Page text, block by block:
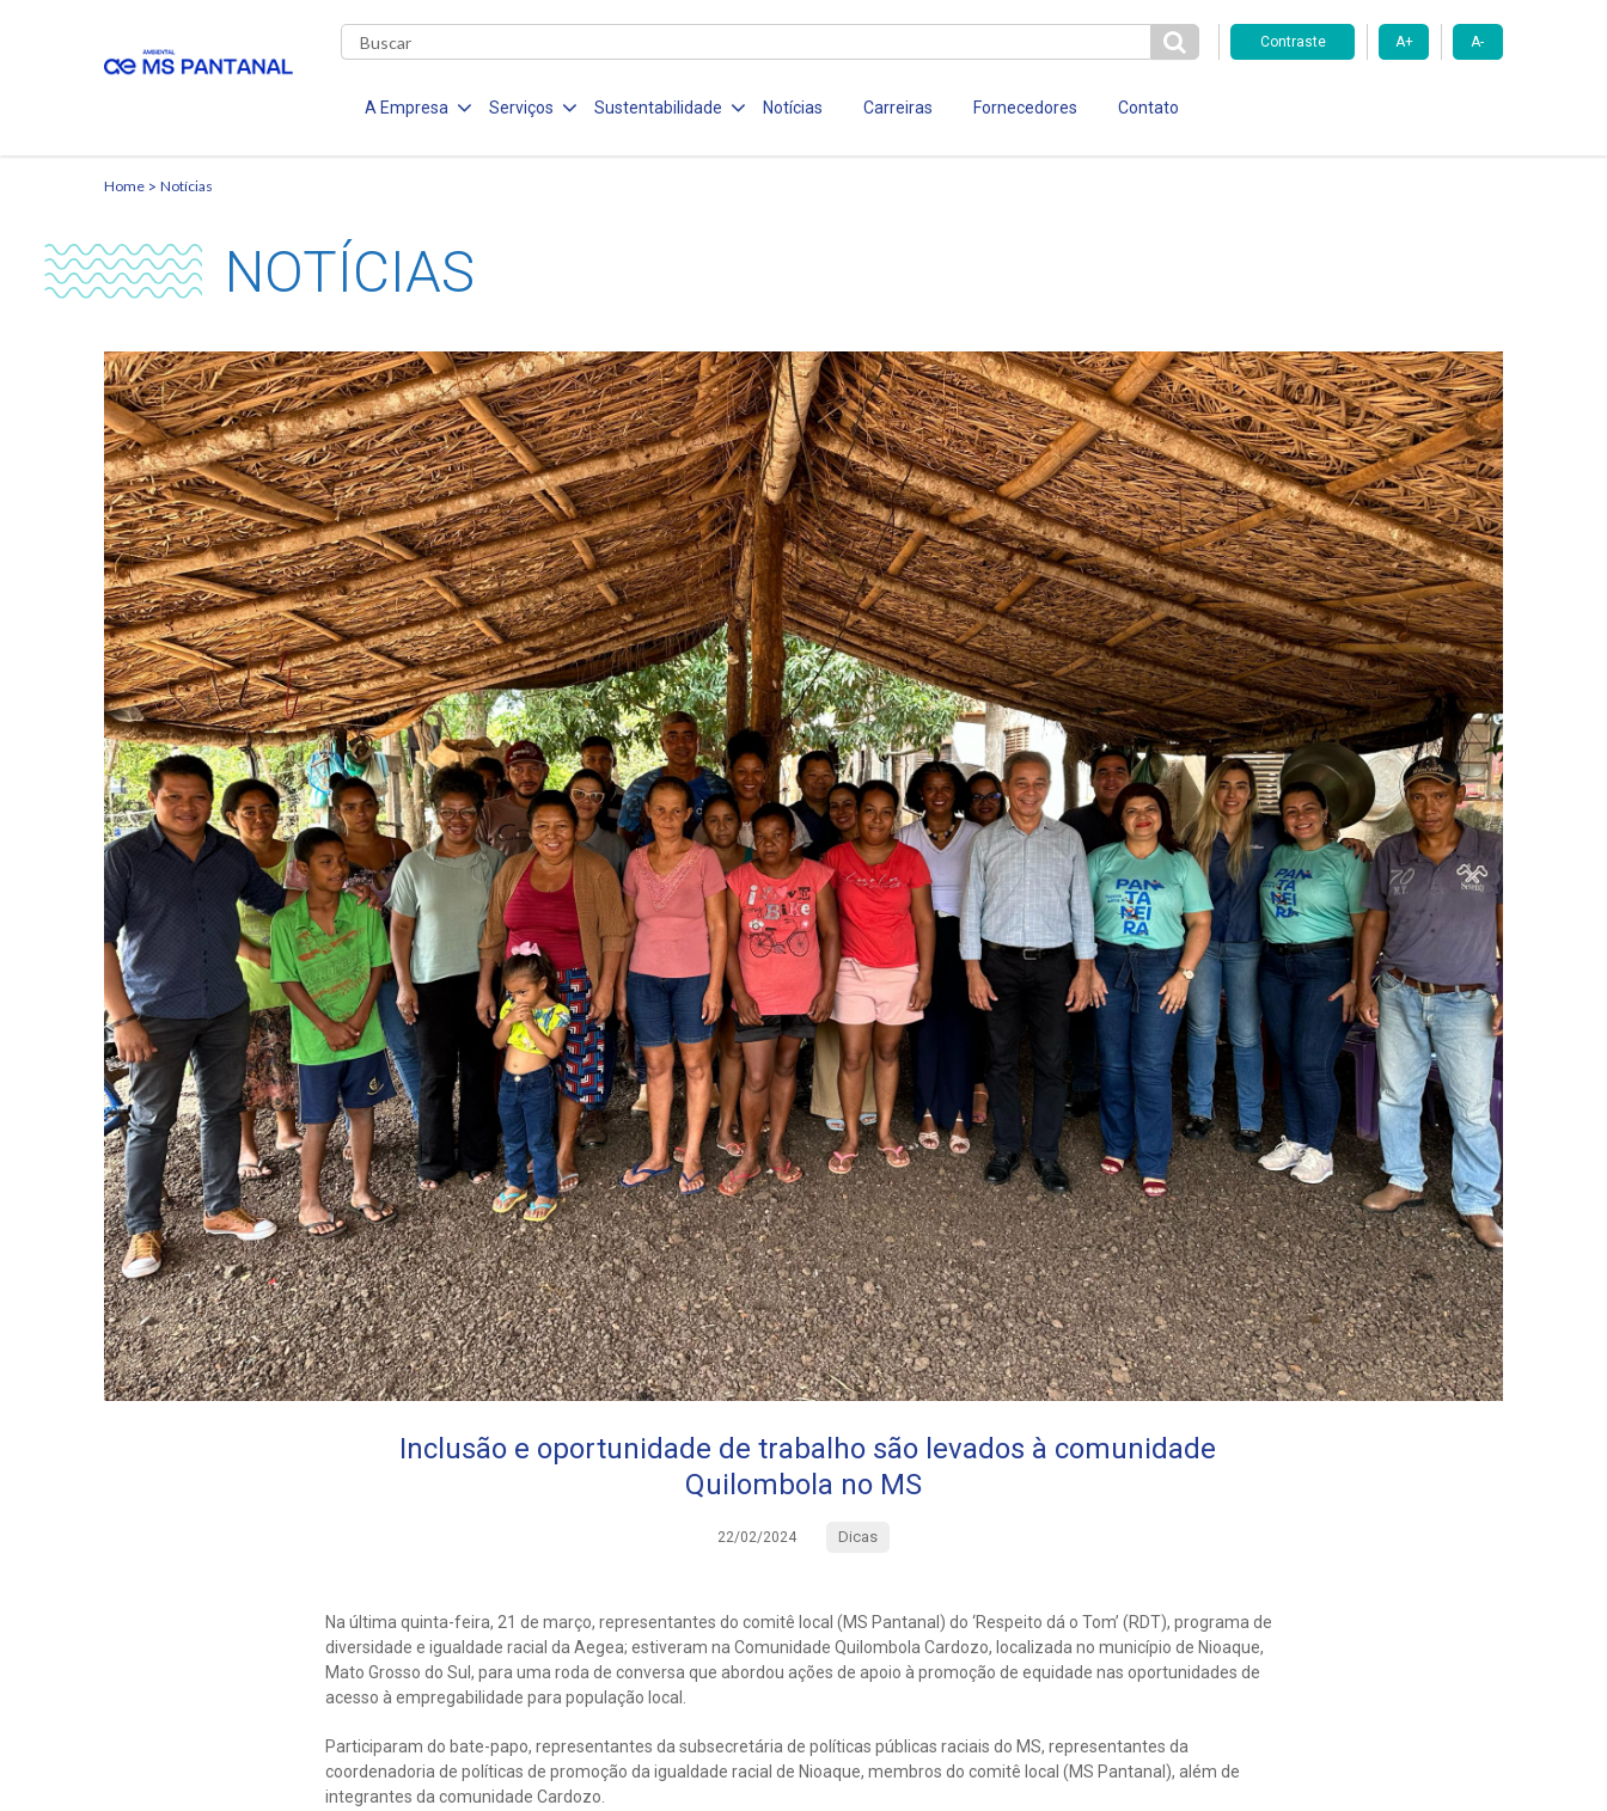
Contraste A+ A-
A Empresa Serviços Sustentabilidade Notícias Carreiras Fornecedores Contato
Home Notícias
NOTÍCIAS
Inclusão e oportunidade de trabalho são levados à comunidade
Quilombola no MS
22/02/2024 Dicas
Na última quinta-feira, 21 de março, representantes do comitê local (MS Pantanal) do ‘Respeito dá o Tom’ (RDT), programa de
diversidade e igualdade racial da Aegea; estiveram na Comunidade Quilombola Cardozo, localizada no município de Nioaque,
Mato Grosso do Sul, para uma roda de conversa que abordou ações de apoio à promoção de equidade nas oportunidades de
acesso à empregabilidade para população local.
Participaram do bate-papo, representantes da subsecretária de políticas públicas raciais do MS, representantes da
coordenadoria de políticas de promoção da igualdade racial de Nioaque, membros do comitê local (MS Pantanal), além de
integrantes da comunidade Cardozo.